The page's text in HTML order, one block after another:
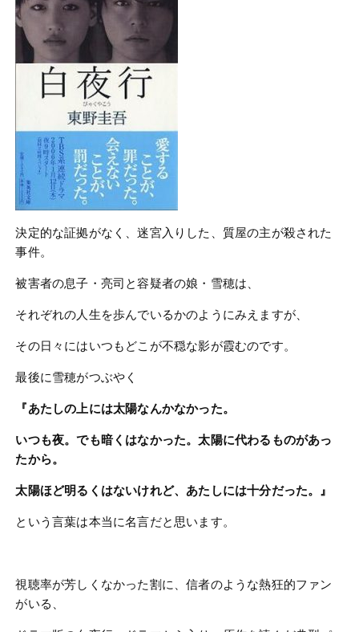
決定的な証拠がなく、迷宮入りした、質屋の主が殺された
事件。
被害者の息子・亮司と容疑者の娘・雪穂は、
それぞれの人生を歩んでいるかのようにみえますが、
その日々にはいつもどこが不穏な影が霞むのです。
最後に雪穂がつぶやく
『あたしの上には太陽なんかなかった。
いつも夜。でも暗くはなかった。太陽に代わるものがあっ
たから。
太陽ほど明るくはないけれど、あたしには十分だった。』
という言葉は本当に名言だと思います。
視聴率が芳しくなかった割に、信者のような熱狂的ファン
がいる、